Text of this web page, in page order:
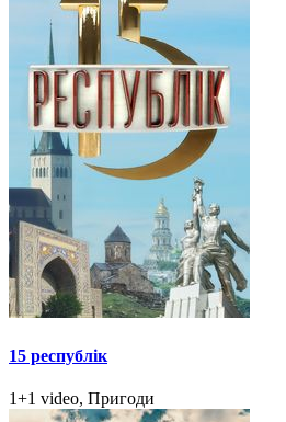
15 республік
1+1 video, Пригоди